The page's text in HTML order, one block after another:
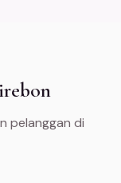
pelanggan di